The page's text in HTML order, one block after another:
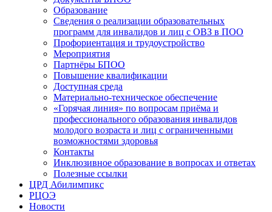
Образование
Сведения о реализации образовательных
программ для инвалидов и лиц с ОВЗ в ПОО
Профориентация и трудоустройство
Мероприятия
Партнёры БПОО
Повышение квалификации
Доступная среда
Материально-техническое обеспечение
«Горячая линия» по вопросам приёма и
профессионального образования инвалидов
молодого возраста и лиц с ограниченными
возможностями здоровья
Контакты
Инклюзивное образование в вопросах и ответах
Полезные ссылки
ЦРД Абилимпикс
РЦОЭ
Новости